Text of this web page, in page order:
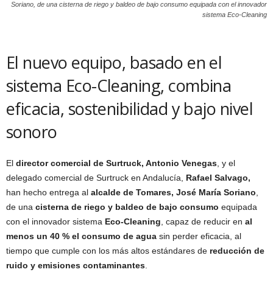
Soriano, de una cisterna de riego y baldeo de bajo consumo equipada con el innovador
sistema Eco-Cleaning
El nuevo equipo, basado en el
sistema Eco-Cleaning, combina
eficacia, sostenibilidad y bajo nivel
sonoro
El director comercial de Surtruck, Antonio Venegas, y el
delegado comercial de Surtruck en Andalucía, Rafael Salvago,
han hecho entrega al alcalde de Tomares, José María Soriano,
de una cisterna de riego y baldeo de bajo consumo equipada
con el innovador sistema Eco-Cleaning, capaz de reducir en al
menos un 40 % el consumo de agua sin perder eficacia, al
tiempo que cumple con los más altos estándares de reducción de
ruido y emisiones contaminantes.